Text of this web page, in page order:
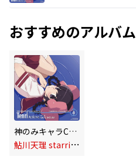
おすすめのアルバム
神のみキャラCD.8 鮎川天理 starring 名塚佳織
鮎
川天理 starring 名塚佳織